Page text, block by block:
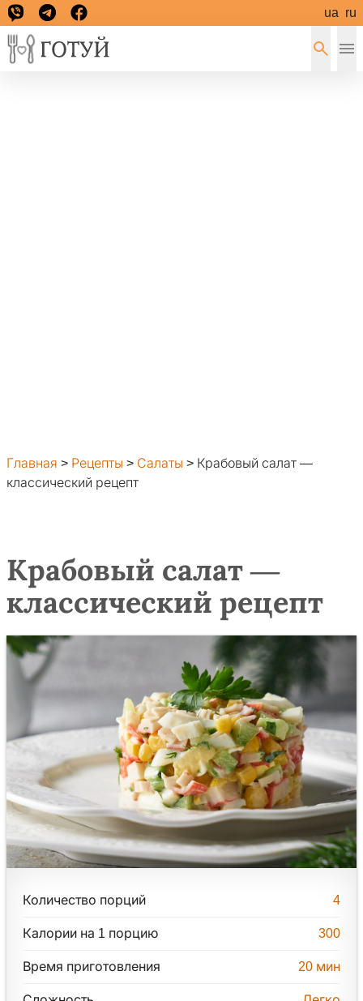
ua ru
Главная > Рецепты > Салаты > Крабовый салат —
классический рецепт
Крабовый салат —
классический рецепт
Количество порций 4
Калории на 1 порцию 300
Время приготовления 20 мин